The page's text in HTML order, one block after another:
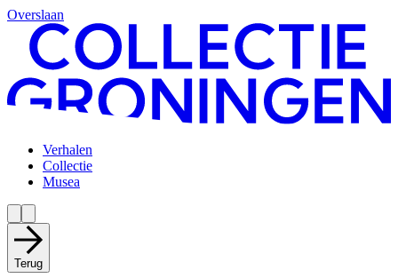
Overslaan
Verhalen
Collectie
Musea
Terug